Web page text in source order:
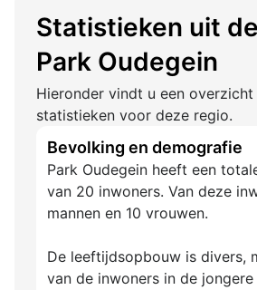
Statistieken uit
Park Oudegein
Hieronder vindt u een overzicht
statistieken voor deze regio.
Bevolking en demografie
Park Oudegein heeft een
van 20 inwoners. Van deze
mannen en 10 vrouwen.
De leeftijdsopbouw is divers,
van de inwoners in de